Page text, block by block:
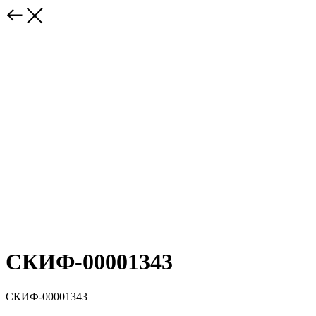
СКИФ-00001343
СКИФ-00001343